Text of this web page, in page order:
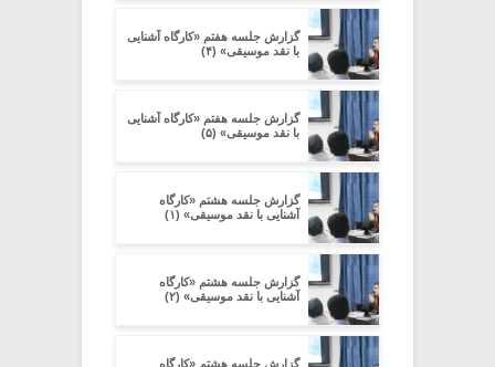
گزارش جلسه هفتم «کارگاه آشنایی
با نقد موسیقی» (۴)
گزارش جلسه هفتم «کارگاه آشنایی
با نقد موسیقی» (۵)
گزارش جلسه هشتم «کارگاه
آشنایی با نقد موسیقی» (۱)
گزارش جلسه هشتم «کارگاه
آشنایی با نقد موسیقی» (۲)
گزارش جلسه هشتم «کارگاه